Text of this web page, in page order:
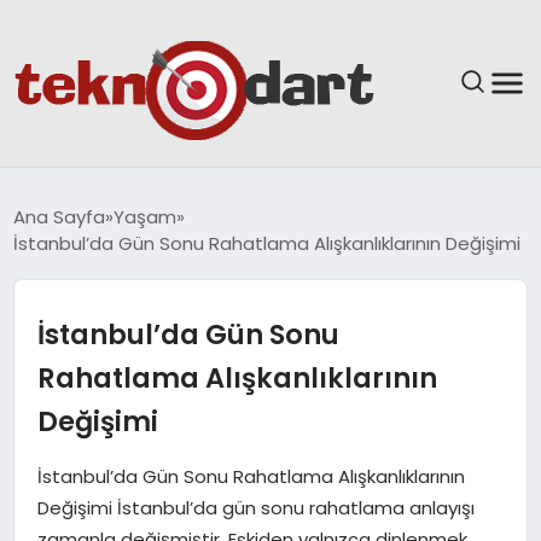
BILIM & TEKNOLOJI
EĞITIM
GÜNDEM
SPOR
Ana Sayfa Yaşam
İstanbul’da Gün Sonu Rahatlama Alışkanlıklarının Değişimi
İstanbul’da Gün Sonu
Rahatlama Alışkanlıklarının
Değişimi
İstanbul’da Gün Sonu Rahatlama Alışkanlıklarının
Değişimi İstanbul’da gün sonu rahatlama anlayışı